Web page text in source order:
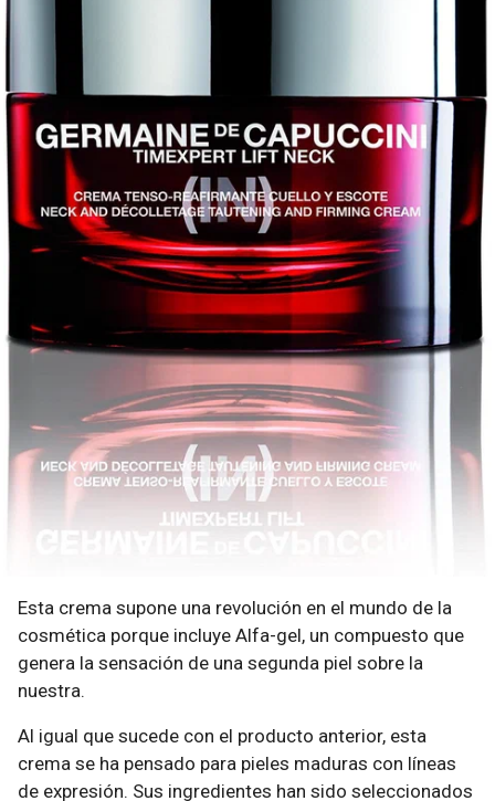
Esta crema supone una revolución en el mundo de la
cosmética porque incluye Alfa-gel, un compuesto que
genera la sensación de una segunda piel sobre la
nuestra.
Al igual que sucede con el producto anterior, esta
crema se ha pensado para pieles maduras con líneas
de expresión. Sus ingredientes han sido seleccionados